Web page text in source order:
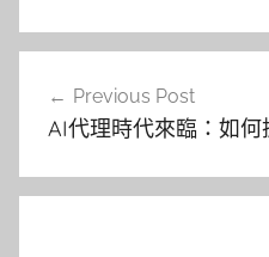
覽
Previous Post
AI代理時代來臨：如